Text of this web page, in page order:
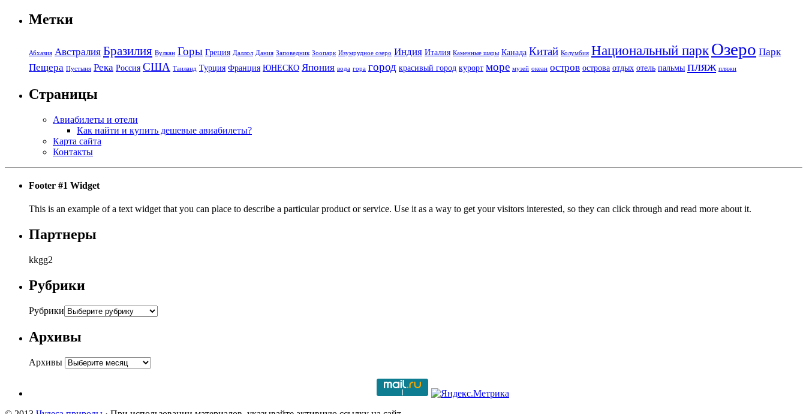
Метки
Абхазия Австралия Бразилия Вулкан Горы Греция Даллол Дания Заповедник Зоопарк Изумрудное озеро Индия Италия Каменные шары Канада Китай Колумбия Национальный паркОзеро Парк
Пещера Пустыня Река Россия США Таиланд Турция Франция ЮНЕСКО Япония вода гора город красивый город курорт море музей океан остров острова отдых отель пальмы пляж пляжи
Страницы
Авиабилеты и отели
Как найти и купить дешевые авиабилеты?
Карта сайта
Контакты
Footer #1 Widget
This is an example of a text widget that you can place to describe a particular product or service. Use it as a way to get your visitors interested, so they can click through and read more about it.
Партнеры
kkgg2
Рубрики
Рубрики
Архивы
Архивы